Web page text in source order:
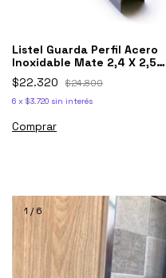
Listel Guarda Perfil Acero
Inoxidable Mate 2,4 X 2,5m
1ra
$22.320 $24.800
6 x $3.720 sin interés
Comprar
1 /6